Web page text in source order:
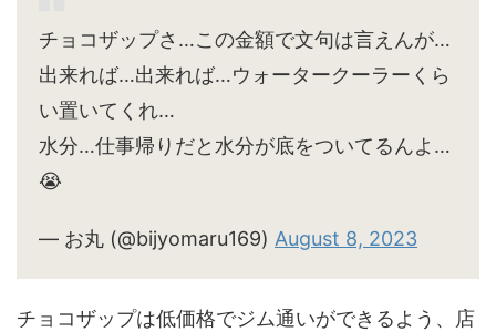
チョコザップさ…この金額で文句は言えんが…
出来れば…出来れば…ウォータークーラーくら
い置いてくれ…
水分…仕事帰りだと水分が底をついてるんよ…
😭
— お丸 (@bijyomaru169) August 8, 2023
チョコザップは低価格でジム通いができるよう、店